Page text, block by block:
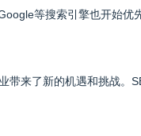
等搜索引擎也开始优
带来了新的机遇和挑战